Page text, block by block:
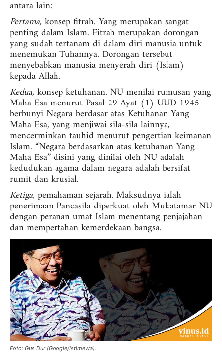
antara lain:
Pertama, konsep fitrah. Yang merupakan sangat
penting dalam Islam. Fitrah merupakan dorongan
yang sudah tertanam di dalam diri manusia untuk
menemukan Tuhannya. Dorongan tersebut
menyebabkan manusia menyerah diri (Islam)
kepada Allah.
Kedua, konsep ketuhanan. NU menilai rumusan yang
Maha Esa menurut Pasal 29 Ayat (1) UUD 1945
berbunyi Negara berdasar atas Ketuhanan Yang
Maha Esa, yang menjiwai sila-sila lainnya,
mencerminkan tauhid menurut pengertian keimanan
Islam. “Negara berdasarkan atas ketuhanan Yang
Maha Esa” disini yang dinilai oleh NU adalah
kedudukan agama dalam negara adalah bersifat
rumit dan krusial.
Ketiga, pemahaman sejarah. Maksudnya ialah
penerimaan Pancasila diperkuat oleh Mukatamar NU
dengan peranan umat Islam menentang penjajahan
dan mempertahan kemerdekaan bangsa.
Foto: Gus Dur (Google/Istimewa).